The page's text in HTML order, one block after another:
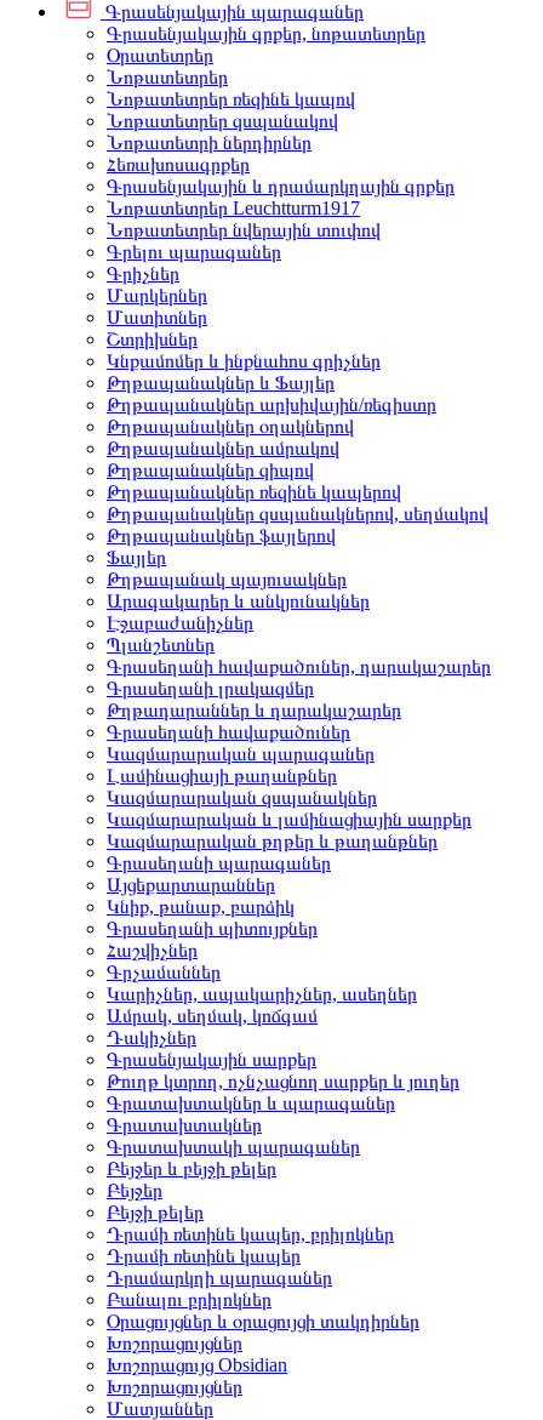
Գրասենյակային պարագաներ
Գրասենյակային գրքեր, նոթատետրեր
Օրատետրեր
Նոթատետրեր
Նոթատետրեր ռեզինե կապով
Նոթատետրեր զսպանակով
Նոթատետրի ներդիրներ
Հեռախոսագրքեր
Գրասենյակային և դրամարկղային գրքեր
Նոթատետրեր Leuchtturm1917
Նոթատետրեր նվերային տուփով
Գրելու պարագաներ
Գրիչներ
Մարկերներ
Մատիտներ
Շտրիխներ
Կնքամոմեր և ինքնահոս գրիչներ
Թղթապանակներ և Ֆայլեր
Թղթապանակներ արխիվային/ռեգիստր
Թղթապանակներ օղակներով
Թղթապանակներ ամրակով
Թղթապանակներ զիպով
Թղթապանակներ ռեզինե կապերով
Թղթապանակներ զսպանակներով, սեղմակով
Թղթապանակներ ֆայլերով
Ֆայլեր
Թղթապանակ պայուսակներ
Արագակարեր և անկյունակներ
Էջաբաժանիչներ
Պլանշետներ
Գրասեղանի հավաքածուներ, դարակաշարեր
Գրասեղանի լրակազմեր
Թղթադարաններ և դարակաշարեր
Գրասեղանի հավաքածուներ
Կազմարարական պարագաներ
Լամինացիայի թաղանթներ
Կազմարարական զսպանակներ
Կազմարարական և լամինացիային սարքեր
Կազմարարական թղթեր և թաղանթներ
Գրասեղանի պարագաներ
Այցեքարտարաններ
Կնիք, թանաք, բարձիկ
Գրասեղանի պիտույքներ
Հաշվիչներ
Գրչամաններ
Կարիչներ, ապակարիչներ, ասեղներ
Ամրակ, սեղմակ, կոճգամ
Դակիչներ
Գրասենյակային սարքեր
Թուղթ կտրող, ոչնչացնող սարքեր և յուղեր
Գրատախտակներ և պարագաներ
Գրատախտակներ
Գրատախտակի պարագաներ
Բեյջեր և բեյջի թելեր
Բեյջեր
Բեյջի թելեր
Դրամի ռետինե կապեր, բրիլոկներ
Դրամի ռետինե կապեր
Դրամարկղի պարագաներ
Բանալու բրիլոկներ
Օրացույցներ և օրացույցի տակդիրներ
Խոշորացույցներ
Խոշորացույց Obsidian
Խոշորացույցներ
Մատյաններ